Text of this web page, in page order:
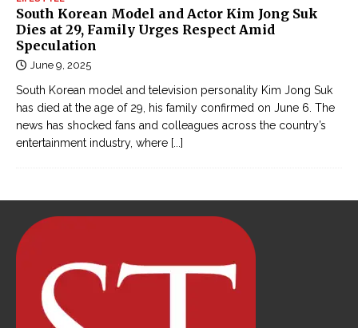
i
ệ
p
g
â
y
c
ấ
i
South Korean Model and Actor Kim Jong Suk
Dies at 29, Family Urges Respect Amid
Speculation
June 9, 2025
South Korean model and television personality Kim Jong Suk
has died at the age of 29, his family confirmed on June 6. The
news has shocked fans and colleagues across the country’s
entertainment industry, where [...]